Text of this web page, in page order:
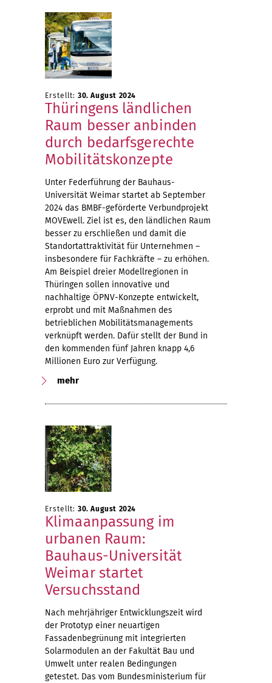
Erstellt: 30. August 2024
Thüringens ländlichen
Raum besser anbinden
durch bedarfsgerechte
Mobilitätskonzepte
Unter Federführung der Bauhaus-
Universität Weimar startet ab September
2024 das BMBF-geförderte Verbundprojekt
MOVEwell. Ziel ist es, den ländlichen Raum
besser zu erschließen und damit die
Standortattraktivität für Unternehmen –
insbesondere für Fachkräfte – zu erhöhen.
Am Beispiel dreier Modellregionen in
Thüringen sollen innovative und
nachhaltige ÖPNV-Konzepte entwickelt,
erprobt und mit Maßnahmen des
betrieblichen Mobilitätsmanagements
verknüpft werden. Dafür stellt der Bund in
den kommenden fünf Jahren knapp 4,6
Millionen Euro zur Verfügung.
mehr
Erstellt: 30. August 2024
Klimaanpassung im
urbanen Raum:
Bauhaus-Universität
Weimar startet
Versuchsstand
Nach mehrjähriger Entwicklungszeit wird
der Prototyp einer neuartigen
Fassadenbegrünung mit integrierten
Solarmodulen an der Fakultät Bau und
Umwelt unter realen Bedingungen
getestet. Das vom Bundesministerium für